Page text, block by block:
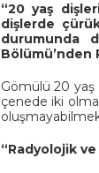
“20 yaş
dişlerde
durumunda
Bölümü’nden
Gömülü 20 yaş
çenede iki
“Radyolojik